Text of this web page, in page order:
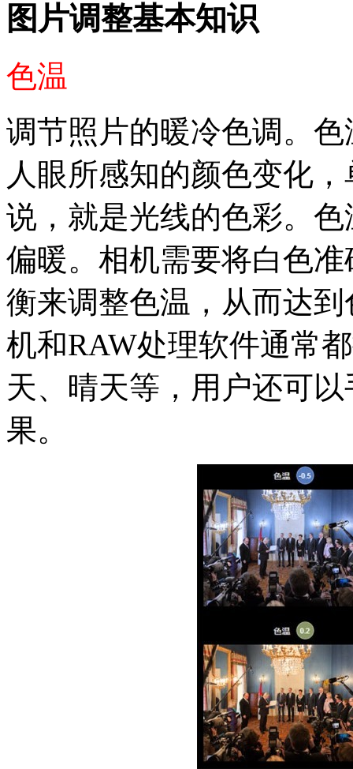
图片调整基本知识
色温
调节照片的暖冷色调。
人眼所感知的颜色变化
说，就是光线的色彩。
偏暖。相机需要将白色
衡来调整色温，从而达
机和RAW处理软件通常
天、晴天等，用户还可
果。